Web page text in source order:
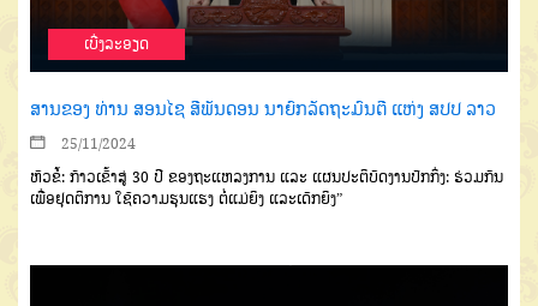
ເບີ່ງລະອຽດ
ສານຂອງ ທ່ານ ສອນໄຊ ສີພັນດອນ ນາຍົກລັດຖະມົນຕີ ແຫ່ງ ສປປ ລາວ
25/11/2024
ຫົວຂໍ້: ກ້າວເຂົ້າສູ່ 30 ປີ ຂອງຖະແຫລງການ ແລະ ແຜນປະຕິບັດງານປັກກິ່ງ: ຮ່ວມກັນ
ເພື່ອຢຸດຕິການ ໃຊ້ຄວາມຮຸນແຮງ ຕໍ່ແມ່ຍິງ ແລະເດັກຍິງ”